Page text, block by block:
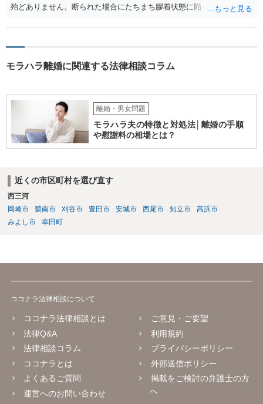
殆どありません。断られた場合にたちまち膠着状態に陥ってしまうの
高いためです。 実務的には、ご相談者さまが転居する形で離婚協議等
モラハラ離婚に関連する法律相談コラム
離婚・男女問題
モラハラ夫の特徴と対処法│離婚の手順
や慰謝料の相場とは？
近くの市区町村を選び直す
西三河
岡崎市
碧南市 刈谷市 豊田市 安城市 西尾市 知立市
高浜市
みよし市
幸田町
ココナラ法律相談について
ココナラ法律相談とは
法律Q&A
法律相談コラム
ココナラとは
よくあるご質問
運営へのお問い合わせ
ご意見・ご要望
利用規約
プライバシーポリシー
外部送信ポリシー
掲載をご検討の弁護士の方
へ